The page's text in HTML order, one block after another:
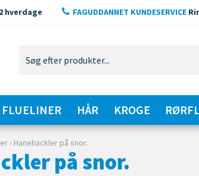
hverdage FAGUDDANNET KUNDESERVICE
FLUELINER HÅR KROGE
› Hanehackler på snor.
på snor.